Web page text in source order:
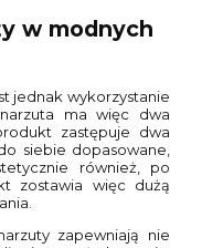
w modnych
jednak wykorzystanie
ma więc dwa
zastępuje dwa
siebie dopasowane,
również, po
zostawia więc dużą
zapewniają nie